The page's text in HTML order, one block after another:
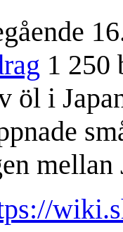
1 250
öl i
mellan